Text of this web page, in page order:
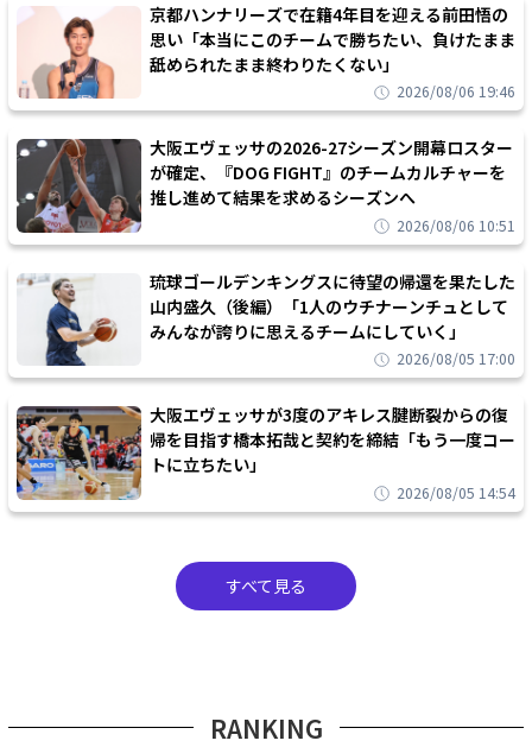
京都ハンナリーズで在籍4年目を迎える前田悟の
思い「本当にこのチームで勝ちたい、負けたまま
舐められたまま終わりたくない」
2026/08/06 19:46
大阪エヴェッサの2026-27シーズン開幕ロスター
が確定、『DOG FIGHT』のチームカルチャーを
推し進めて結果を求めるシーズンへ
2026/08/06 10:51
琉球ゴールデンキングスに待望の帰還を果たした
山内盛久（後編）「1人のウチナーンチュとして
みんなが誇りに思えるチームにしていく」
2026/08/05 17:00
大阪エヴェッサが3度のアキレス腱断裂からの復
帰を目指す橋本拓哉と契約を締結「もう一度コー
トに立ちたい」
2026/08/05 14:54
すべて見る
RANKING